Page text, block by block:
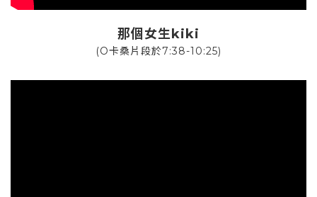
那個女生kiki
(O卡桑片段於7:38-10:25)